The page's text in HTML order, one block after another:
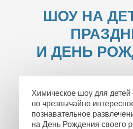
ШОУ НА
И ДЕНЬ
Химическое шоу для
но чрезвычайно
познавательное
на День Рождения своего